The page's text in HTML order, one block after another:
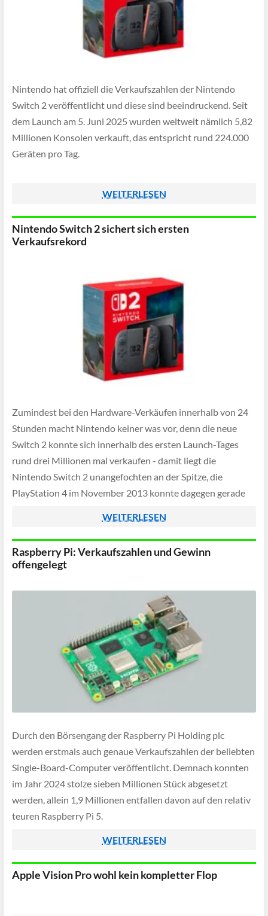
Nintendo hat offiziell die Verkaufszahlen der Nintendo
Switch 2 veröffentlicht und diese sind beeindruckend. Seit
dem Launch am 5. Juni 2025 wurden weltweit nämlich 5,82
Millionen Konsolen verkauft, das entspricht rund 224.000
Geräten pro Tag.
WEITERLESEN
Nintendo Switch 2 sichert sich ersten
Verkaufsrekord
Zumindest bei den Hardware-Verkäufen innerhalb von 24
Stunden macht Nintendo keiner was vor, denn die neue
Switch 2 konnte sich innerhalb des ersten Launch-Tages
rund drei Millionen mal verkaufen - damit liegt die
Nintendo Switch 2 unangefochten an der Spitze, die
PlayStation 4 im November 2013 konnte dagegen gerade
WEITERLESEN
Raspberry Pi: Verkaufszahlen und Gewinn
offengelegt
Durch den Börsengang der Raspberry Pi Holding plc
werden erstmals auch genaue Verkaufszahlen der beliebten
Single-Board-Computer veröffentlicht. Demnach konnten
im Jahr 2024 stolze sieben Millionen Stück abgesetzt
werden, allein 1,9 Millionen entfallen davon auf den relativ
teuren Raspberry Pi 5.
WEITERLESEN
Apple Vision Pro wohl kein kompletter Flop